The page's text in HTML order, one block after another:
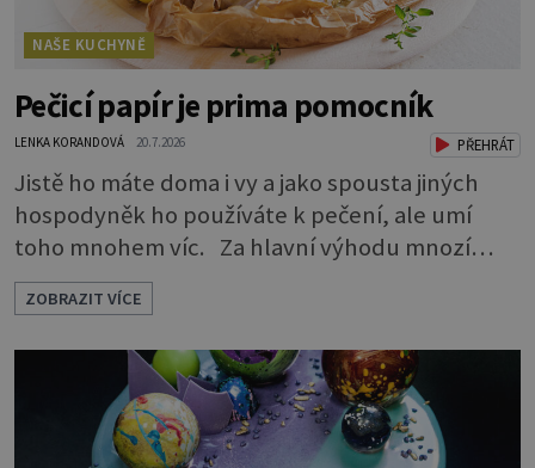
NAŠE KUCHYNĚ
Pečicí papír je prima pomocník
LENKA KORANDOVÁ 20.7.2026 PŘEHRÁT
Jistě ho máte doma i vy a jako spousta jiných
hospodyněk ho používáte k pečení, ale umí
toho mnohem víc. Za hlavní výhodu mnozí
považují to, že nemusí vymazávat plech, ať už
pečou moučníky nebo nějaký druh slaného
pečiva. Ale to zdaleka není všechno. Papír se dá
použít na vyložení jakékoliv nádoby, když
nechceme, aby se její obsah přichytil na stěnu a
připálil. Například když pečete v
ZOBRAZIT VÍCE